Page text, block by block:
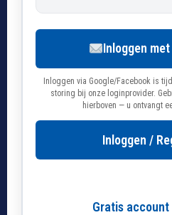
Inloggen
Inloggen via Google/Facebook is
storing bij onze loginprovider.
hierboven — u ontvangt
Inloggen /
Gratis account